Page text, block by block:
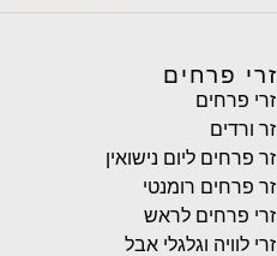
זרי פרחים
זרי פרחים
זר ורדים
זר פרחים ליום נישואין
זר פרחים רומנטי
זרי פרחים לראש
זרי לוויה וגלגלי אבל